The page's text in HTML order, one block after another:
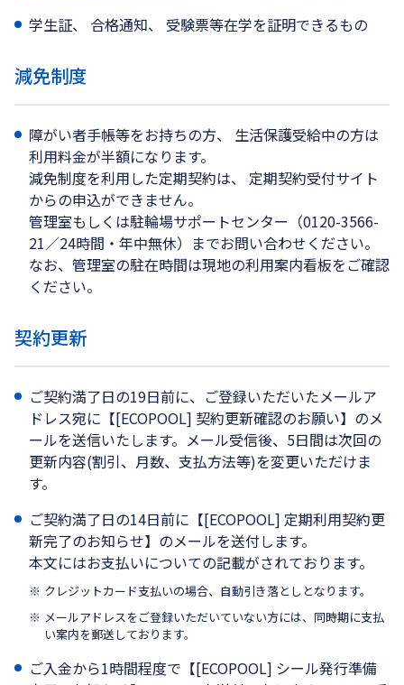
学生証、 合格通知、 受験票等在学を証明できるもの
減免制度
障がい者手帳等をお持ちの方、 生活保護受給中の方は
利用料金が半額になります。
減免制度を利用した定期契約は、 定期契約受付サイト
からの申込ができません。
管理室もしくは駐輪場サポートセンター（0120-3566-
21／24時間・年中無休）までお問い合わせください。
なお、管理室の駐在時間は現地の利用案内看板をご確認
ください。
契約更新
ご契約満了日の19日前に、ご登録いただいたメールア
ドレス宛に【[ECOPOOL] 契約更新確認のお願い】のメ
ールを送信いたします。メール受信後、5日間は次回の
更新内容(割引、月数、支払方法等)を変更いただけま
す。
ご契約満了日の14日前に【[ECOPOOL] 定期利用契約更
新完了のお知らせ】のメールを送付します。
本文にはお支払いについての記載がされております。
クレジットカード支払いの場合、自動引き落としとなります。
メールアドレスをご登録いただいていない方には、同時期に支払
い案内を郵送しております。
ご入金から1時間程度で【[ECOPOOL] シール発行準備